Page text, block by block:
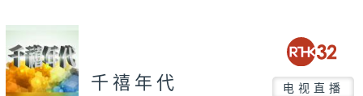
15
minutes,
0
千禧年代 电视直播